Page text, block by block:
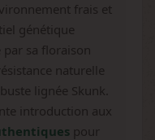
frais et
génétique
sa floraison
naturelle
lignée Skunk.
introduction aux
pour